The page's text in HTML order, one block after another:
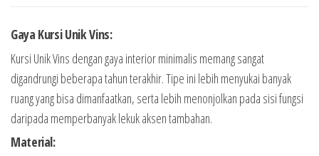
Gaya Kursi Unik Vins:
Kursi Unik Vins dengan gaya interior minimalis memang sangat
digandrungi beberapa tahun terakhir. Tipe ini lebih menyukai banyak
ruang yang bisa dimanfaatkan, serta lebih menonjolkan pada sisi fungsi
daripada memperbanyak lekuk aksen tambahan.
Material: